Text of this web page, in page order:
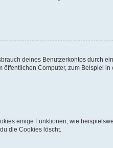
deines Benutzerkontos durch
öffentlichen Computer, zum Beispiel in
einige Funktionen, wie
die Cookies löscht.